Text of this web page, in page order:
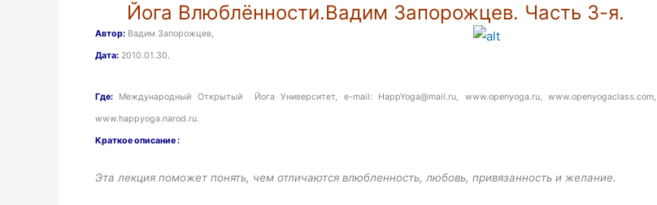
Йога Влюблённости.Вадим Запорожцев. Часть 3-я.
Автор: Вадим Запорожцев,
Дата: 2010.01.30.
Где: Международный Открытый Йога Университет, e-mail: HappYoga@mail.ru, www.openyoga.ru, www.openyogaclass.com,
www.happyoga.narod.ru.
Краткое описание :
Эта лекция поможет понять, чем отличаются влюбленность, любовь, привязанность и желание.